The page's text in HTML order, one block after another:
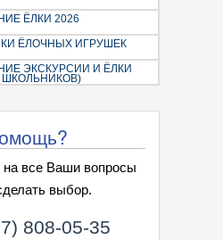
ЁЛКИ 2026
ЁЛОЧНЫХ ИГРУШЕК
ЭКСКУРСИИ И ЁЛКИ
ШКОЛЬНИКОВ)
все Ваши вопросы
выбор.
808-05-35